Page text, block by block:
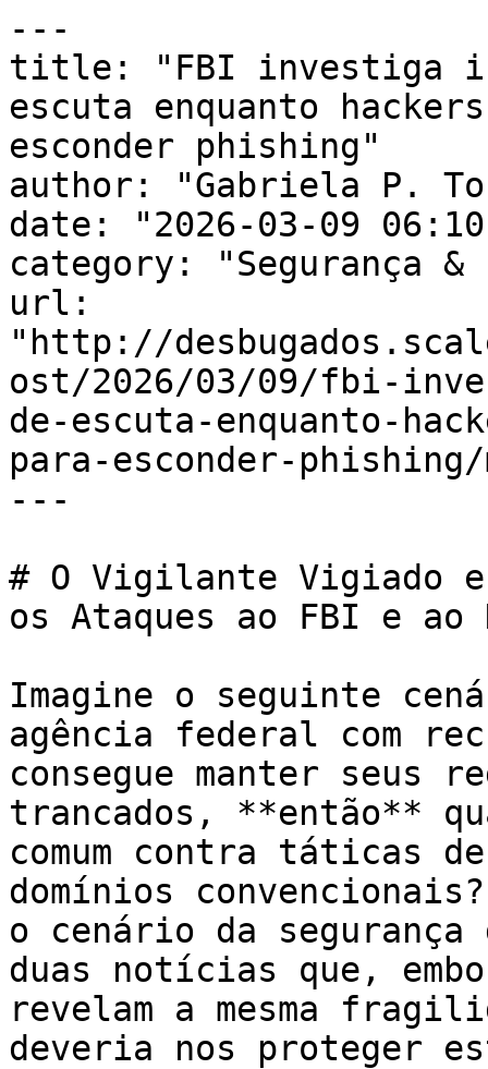
---
title: "FBI investiga
escuta enquanto
esconder phishing"
author: "Gabriela P.
date: "2026-03-09
category: "Segurança
url:
"http://
ost/2026/03/09/fbi-
de-escuta-enquanto-
para-esconder-phishing/
---
# O Vigilante Vigiado
os Ataques ao FBI e ao
Imagine o seguinte
agência federal com
consegue manter
trancados, **então**
comum contra táticas
domínios
o cenário da
duas notícias que,
revelam a mesma
deveria nos proteger